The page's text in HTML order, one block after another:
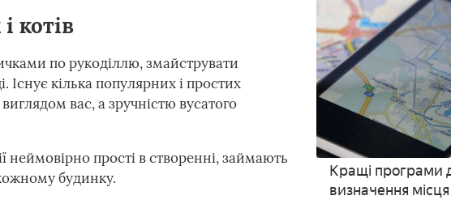
котів
по рукоділлю, змайструвати
Існує кілька популярних і простих
вас, а зручністю вусатого
неймовірно прості в створенні, займають
будинку.
Кращі програми
визначення місця